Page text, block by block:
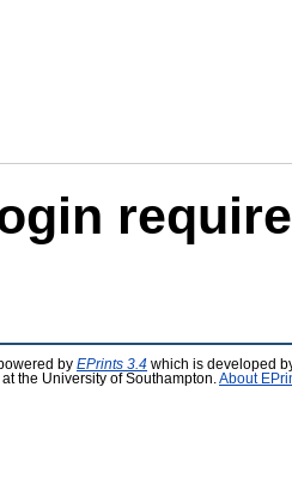
by EPrints 3.4 which is developed
at the University of Southampton. About